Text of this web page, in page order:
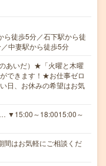
ら徒歩5分／石下駅から徒
中妻駅から徒歩5分
あいだ）★「火曜と木曜
できます！★お仕事ゼロ
日、お休みの希望はお気
▼15:00～18:0015:00～
はお気軽にご相談くだ